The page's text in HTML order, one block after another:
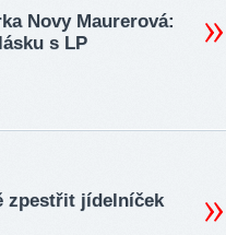
Novy Maurerová:
s LP
zpestřit jídelníček